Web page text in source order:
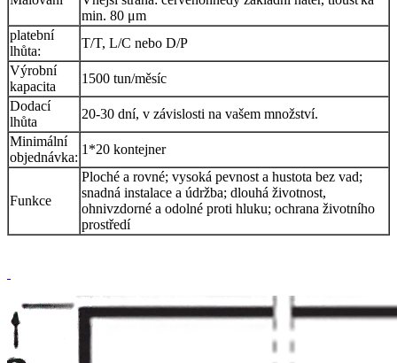
min. 80 μm
platební
lhůta:
T/T, L/C nebo D/P
Výrobní
kapacita
1500 tun/měsíc
Dodací
lhůta
20-30 dní, v závislosti na vašem množství.
Minimální
objednávka:
1*20 kontejner
Funkce
Ploché a rovné; vysoká pevnost a hustota bez vad;
snadná instalace a údržba; dlouhá životnost,
ohnivzdorné a odolné proti hluku; ochrana životního
prostředí